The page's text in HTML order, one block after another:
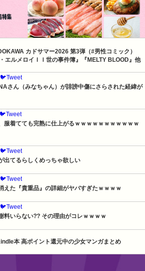
カドサマー2026 第3弾（#男性コミック）
エルメロイＩＩ世の事件簿』『MELTY BLOOD』他
🐦Tweet
さん（みなちゃん）が誹謗中傷にさらされた経緯が
🐦Tweet
服着てても完熟に仕上がるｗｗｗｗｗｗｗｗｗｗｗ
🐦Tweet
出てるらしくめっちゃ欲しい
🐦Tweet
えた『貴重品』の詳細がヤバすぎたｗｗｗｗ
🐦Tweet
料いらない?? その理由がコレｗｗｗｗ
本 高ポイント還元中の少女マンガまとめ